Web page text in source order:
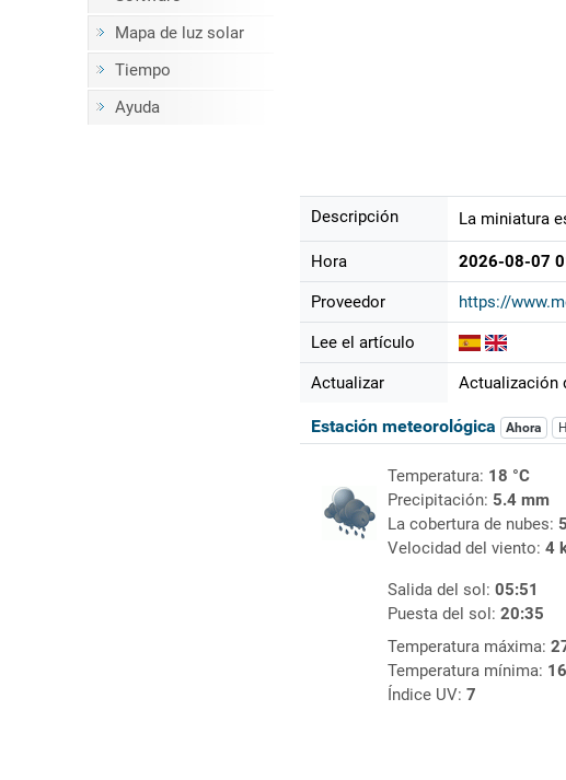
Mapa de luz solar
Tiempo
Ayuda
Descripción La miniatura
Hora 2026-08-07
Proveedor https://
Lee el artículo
Actualizar Actualización
Estación meteorológica Ahora
Temperatura: 18 °C
Precipitación: 5.4 mm
La cobertura de nubes:
Velocidad del viento: 4
Salida del sol: 05:51
Puesta del sol: 20:35
Temperatura máxima:
Temperatura mínima:
Índice UV: 7